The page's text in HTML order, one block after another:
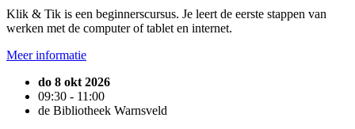
Klik & Tik is een beginnerscursus. Je leert de eerste stappen van
werken met de computer of tablet en internet.
Meer informatie
do 8 okt 2026
09:30 - 11:00
de Bibliotheek Warnsveld